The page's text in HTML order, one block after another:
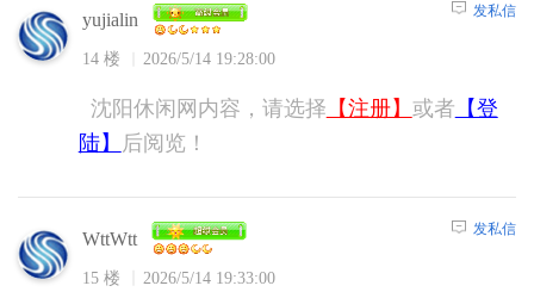
yujialin
14 楼 2026/5/14 19:28:00
发私信
沈阳休闲网内容，请选择 【注册】 或者 【登
陆】
后阅览！
WttWtt
15 楼 2026/5/14 19:33:00
发私信